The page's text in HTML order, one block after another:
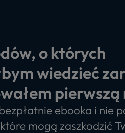
o których
wiedzieć
pierwszą
ebooka i nie
mogą zaszkodzić